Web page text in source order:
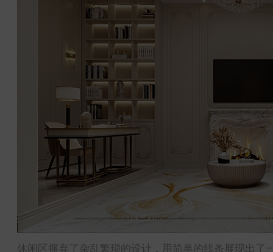
休闲区摒弃了杂乱繁琐的设计，用简单的线条展现出